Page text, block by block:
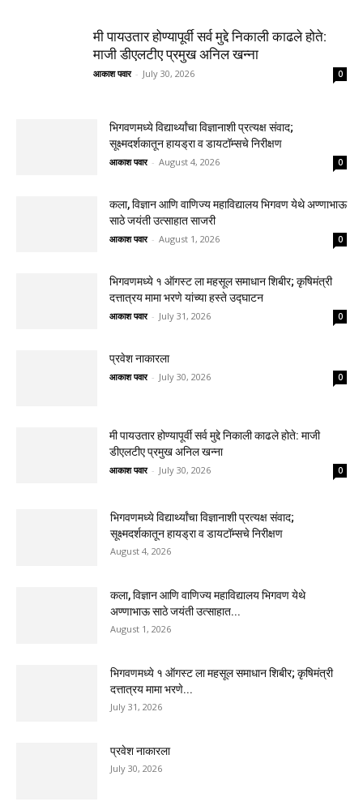
मी पायउतार होण्यापूर्वी सर्व मुद्दे निकाली काढले होते:
माजी डीएलटीए प्रमुख अनिल खन्ना
आकाश पवार - July 30, 2026 0
भिगवणमध्ये विद्यार्थ्यांचा विज्ञानाशी प्रत्यक्ष संवाद;
सूक्ष्मदर्शकातून हायड्रा व डायटॉम्सचे निरीक्षण
आकाश पवार - August 4, 2026 0
कला, विज्ञान आणि वाणिज्य महाविद्यालय भिगवण येथे अण्णाभाऊ
साठे जयंती उत्साहात साजरी
आकाश पवार - August 1, 2026 0
भिगवणमध्ये १ ऑगस्ट ला महसूल समाधान शिबीर; कृषिमंत्री
दत्तात्रय मामा भरणे यांच्या हस्ते उद्घाटन
आकाश पवार - July 31, 2026 0
प्रवेश नाकारला
आकाश पवार - July 30, 2026 0
मी पायउतार होण्यापूर्वी सर्व मुद्दे निकाली काढले होते: माजी
डीएलटीए प्रमुख अनिल खन्ना
आकाश पवार - July 30, 2026 0
भिगवणमध्ये विद्यार्थ्यांचा विज्ञानाशी प्रत्यक्ष संवाद;
सूक्ष्मदर्शकातून हायड्रा व डायटॉम्सचे निरीक्षण
August 4, 2026
कला, विज्ञान आणि वाणिज्य महाविद्यालय भिगवण येथे
अण्णाभाऊ साठे जयंती उत्साहात...
August 1, 2026
भिगवणमध्ये १ ऑगस्ट ला महसूल समाधान शिबीर; कृषिमंत्री
दत्तात्रय मामा भरणे...
July 31, 2026
प्रवेश नाकारला
July 30, 2026